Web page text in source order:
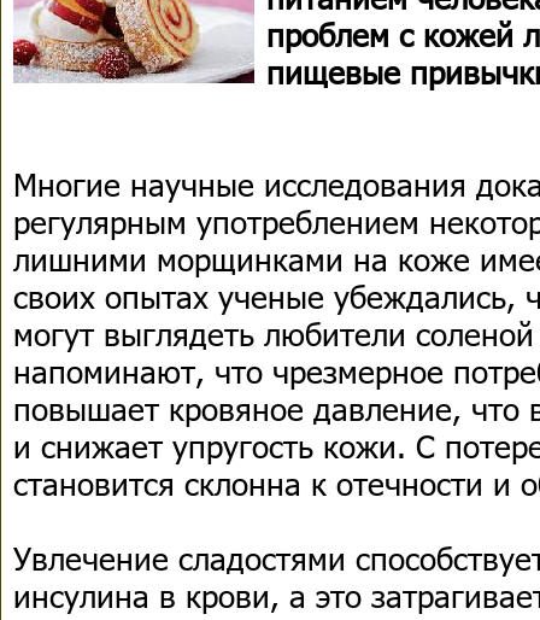
проблем с кожей
пищевые
Многие научные исследования
регулярным употреблением
лишними морщинками на коже
своих опытах ученые убеждались,
могут выглядеть любители
напоминают, что чрезмерное
повышает кровяное давление, что
и снижает упругость кожи. С
становится склонна к отечности
Увлечение сладостями
инсулина в крови, а это